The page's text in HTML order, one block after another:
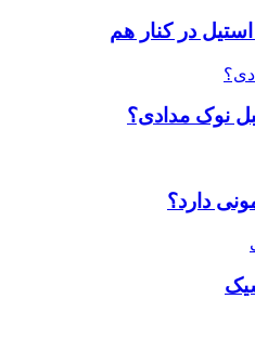
در کنار هم
نوک مدادی؟
دارد؟